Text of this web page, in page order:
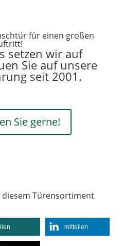
für einen großen
setzen wir auf
Sie auf unsere
seit 2001.
Sie gerne!
diesem Türensortiment
mitteilen